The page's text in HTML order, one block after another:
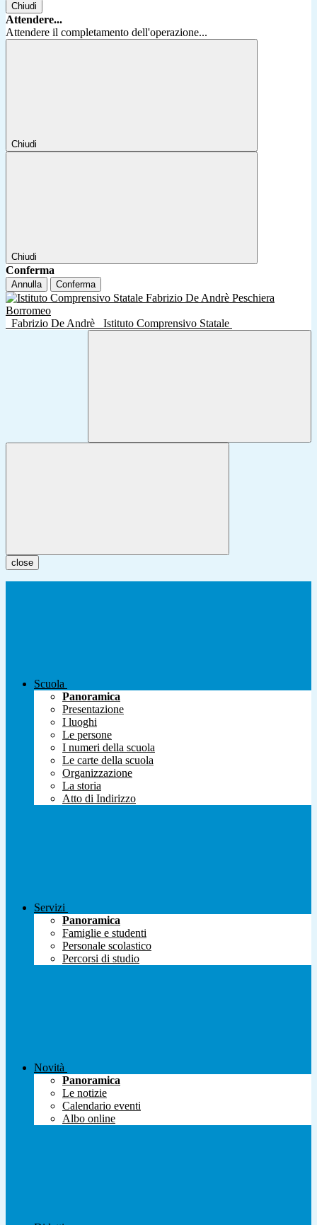
Chiudi
Attendere...
Attendere il completamento dell'operazione...
Chiudi
Chiudi
Conferma
Annulla Conferma
Fabrizio De Andrè Istituto Comprensivo Statale
close
Scuola
Panoramica
Presentazione
I luoghi
Le persone
I numeri della scuola
Le carte della scuola
Organizzazione
La storia
Atto di Indirizzo
Servizi
Panoramica
Famiglie e studenti
Personale scolastico
Percorsi di studio
Novità
Panoramica
Le notizie
Calendario eventi
Albo online